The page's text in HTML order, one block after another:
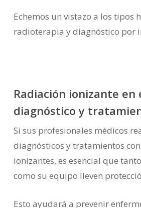
Echemos un vistazo a los tipos
radioterapia y diagnóstico por
Radiación ionizante en
diagnóstico y
Si sus profesionales médicos
diagnósticos y tratamientos
ionizantes, es esencial que
como su equipo lleven
Esto ayudará a prevenir